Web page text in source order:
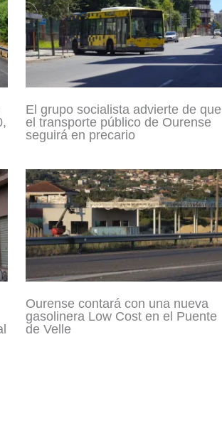
El grupo socialista advierte de que
el transporte público de Ourense
seguirá en precario
Ourense contará con una nueva
gasolinera Low Cost en el Puente
de Velle